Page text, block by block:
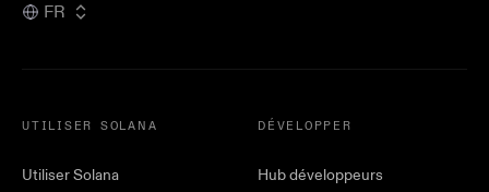
FR
UTILISER SOLANA
Utiliser Solana
DÉVELOPPER
Hub développeurs